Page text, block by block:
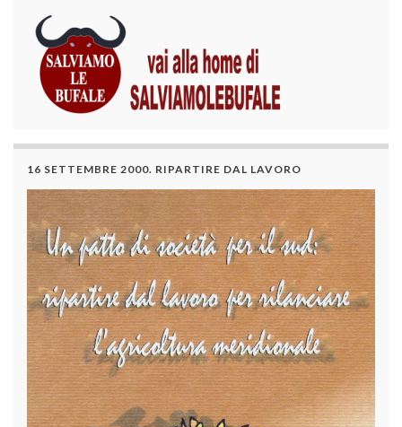
16 SETTEMBRE 2000. RIPARTIRE DAL LAVORO